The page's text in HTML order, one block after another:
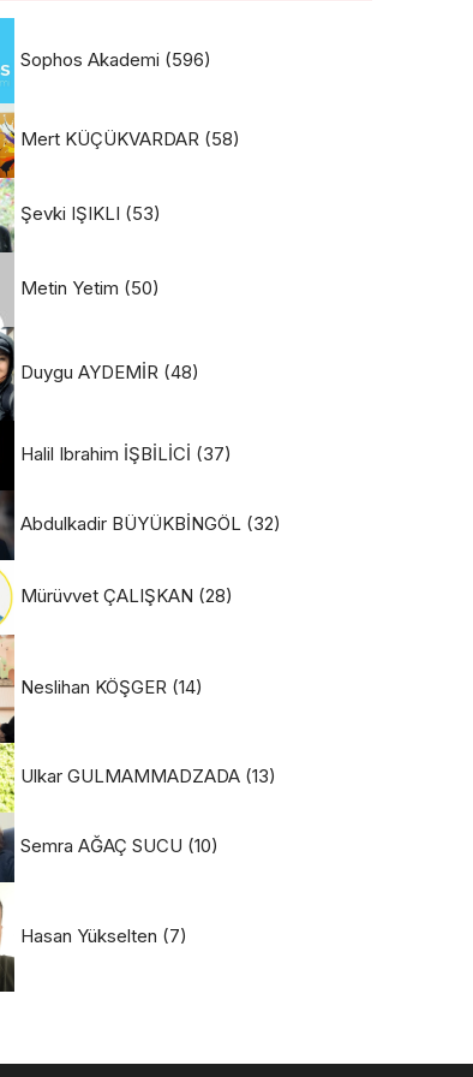
Sophos Akademi (596)
Mert KÜÇÜKVARDAR (58)
Şevki IŞIKLI (53)
Metin Yetim (50)
Duygu AYDEMİR (48)
Halil Ibrahim İŞBİLİCİ (37)
Abdulkadir BÜYÜKBİNGÖL (32)
Mürüvvet ÇALIŞKAN (28)
Neslihan KÖŞGER (14)
Ulkar GULMAMMADZADA (13)
Semra AĞAÇ SUCU (10)
Hasan Yükselten (7)